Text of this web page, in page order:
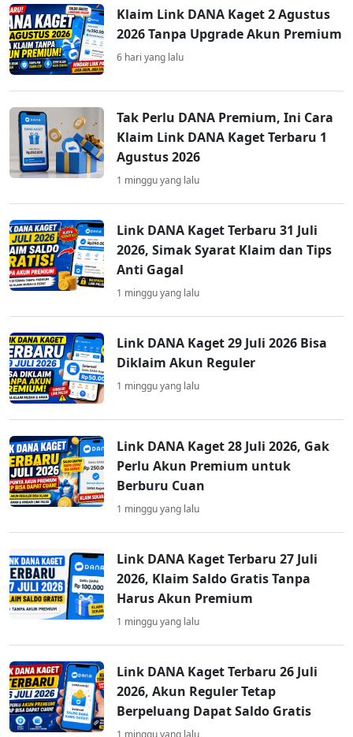
Klaim Link DANA Kaget 2 Agustus
2026 Tanpa Upgrade Akun Premium
6 hari yang lalu
Tak Perlu DANA Premium, Ini Cara
Klaim Link DANA Kaget Terbaru 1
Agustus 2026
1 minggu yang lalu
Link DANA Kaget Terbaru 31 Juli
2026, Simak Syarat Klaim dan Tips
Anti Gagal
1 minggu yang lalu
Link DANA Kaget 29 Juli 2026 Bisa
Diklaim Akun Reguler
1 minggu yang lalu
Link DANA Kaget 28 Juli 2026, Gak
Perlu Akun Premium untuk
Berburu Cuan
1 minggu yang lalu
Link DANA Kaget Terbaru 27 Juli
2026, Klaim Saldo Gratis Tanpa
Harus Akun Premium
1 minggu yang lalu
Link DANA Kaget Terbaru 26 Juli
2026, Akun Reguler Tetap
Berpeluang Dapat Saldo Gratis